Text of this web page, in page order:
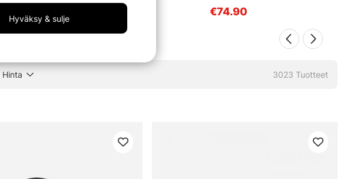
€74.90
Hinta 3023 Tuotteet
Hyväksy & sulje